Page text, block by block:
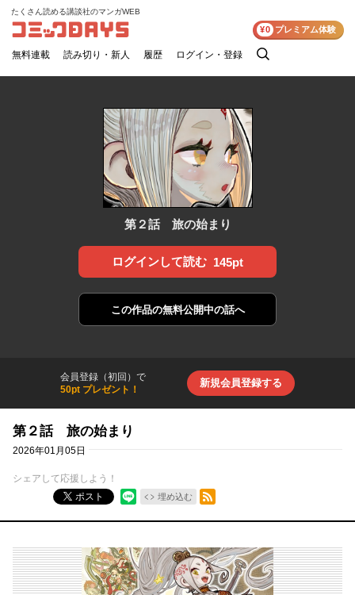
コミックDAYS
たくさん読める講談社のマンガWEB
無料連載 読み切り・新人 履歴 ログイン・登録
検
¥0 プレミアム体験
第２話 旅の始まり
ログインして読む 145pt
この作品の無料公開中の話へ
会員登録（初回）で
50pt プレゼント！
新規会員登録する
第２話 旅の始まり
2026年01月05日
シェアして応援しよう！
ポスト
埋め込む
RSSフィード